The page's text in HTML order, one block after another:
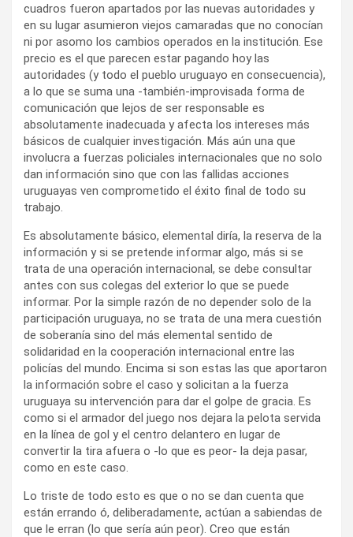
cuadros fueron apartados por las nuevas autoridades y
en su lugar asumieron viejos camaradas que no conocían
ni por asomo los cambios operados en la institución. Ese
precio es el que parecen estar pagando hoy las
autoridades (y todo el pueblo uruguayo en consecuencia),
a lo que se suma una -también-improvisada forma de
comunicación que lejos de ser responsable es
absolutamente inadecuada y afecta los intereses más
básicos de cualquier investigación. Más aún una que
involucra a fuerzas policiales internacionales que no solo
dan información sino que con las fallidas acciones
uruguayas ven comprometido el éxito final de todo su
trabajo.
Es absolutamente básico, elemental diría, la reserva de la
información y si se pretende informar algo, más si se
trata de una operación internacional, se debe consultar
antes con sus colegas del exterior lo que se puede
informar. Por la simple razón de no depender solo de la
participación uruguaya, no se trata de una mera cuestión
de soberanía sino del más elemental sentido de
solidaridad en la cooperación internacional entre las
policías del mundo. Encima si son estas las que aportaron
la información sobre el caso y solicitan a la fuerza
uruguaya su intervención para dar el golpe de gracia. Es
como si el armador del juego nos dejara la pelota servida
en la línea de gol y el centro delantero en lugar de
convertir la tira afuera o -lo que es peor- la deja pasar,
como en este caso.
Lo triste de todo esto es que o no se dan cuenta que
están errando ó, deliberadamente, actúan a sabiendas de
que le erran (lo que sería aún peor). Creo que están